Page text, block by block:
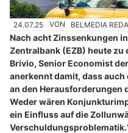
24.07.25 VON BELMEDIA
Nach acht Zinssenkungen
Zentralbank (EZB) heute zu
Brivio, Senior Economist
anerkennt damit, dass
an den Herausforderungen
Weder wären
ein Einfluss auf die